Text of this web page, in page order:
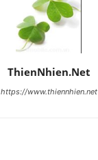
ThienNhien.Net
https://www.thiennhien.net